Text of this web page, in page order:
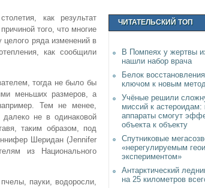
как результат
того, что многие
ряда изменений в
как сообщили
тогда не было бы
меньших размеров, а
Тем не менее,
далеко не в одинаковой
таким образом, под
Шеридан (Jennifer
из Национального
пауки, водоросли,
ЧИТАТЕЛЬСКИЙ ТОП
В Помпеях у жертвы
нашли набор врача
Белок
ключом к новым
Учёные решили
миссий к астероидам:
аппараты смогут
объекта к объекту
Спутниковые
«нерегулируемым
экспериментом»
Антарктический
на 25 километров